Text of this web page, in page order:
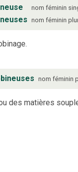
nom féminin
nom féminin
nom féminin
des matières